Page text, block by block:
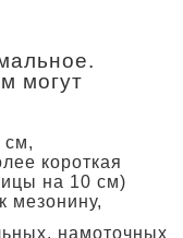
могут
см,
короткая
на 10 см)
мезонину,
намоточных